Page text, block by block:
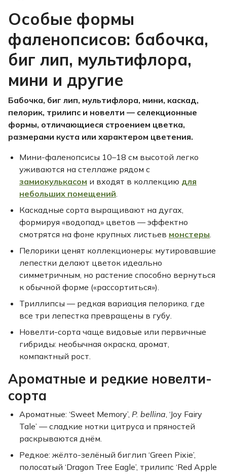
Особые формы
фаленопсисов: бабочка,
биг лип, мультифлора,
мини и другие
Бабочка, биг лип, мультифлора, мини, каскад,
пелорик, трилипс и новелти — селекционные
формы, отличающиеся строением цветка,
размерами куста или характером цветения.
Мини-фаленопсисы 10–18 см высотой легко
уживаются на стеллаже рядом с
замиокулькасом и входят в коллекцию для
небольших помещений.
Каскадные сорта выращивают на дугах,
формируя «водопад» цветов — эффектно
смотрятся на фоне крупных листьев монстеры.
Пелорики ценят коллекционеры: мутировавшие
лепестки делают цветок идеально
симметричным, но растение способно вернуться
к обычной форме («рассортиться»).
Триллипсы — редкая вариация пелорика, где
все три лепестка превращены в губу.
Новелти-сорта чаще видовые или первичные
гибриды: необычная окраска, аромат,
компактный рост.
Ароматные и редкие новелти-
сорта
Ароматные: ‘Sweet Memory’, P. bellina, ‘Joy Fairy
Tale’ — сладкие нотки цитруса и пряностей
раскрываются днём.
Редкое: жёлто-зелёный биглип ‘Green Pixie’,
полосатый ‘Dragon Tree Eagle’, трилипс ‘Red Apple